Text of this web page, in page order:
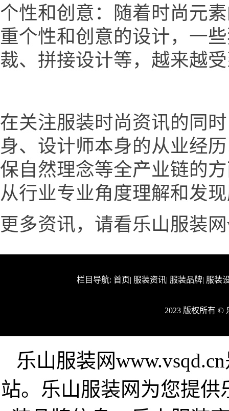
个性和创意：随着时尚元
重个性和创意的设计，一
裁、拼接设计等，越来越
在关注服装时尚资讯的同
身、设计师本身的从业经
保自然理念等全产业链的
从行业专业角度理解和发
更多资讯，请看乐山服装
栏目导航: 首页| 服装资讯| 服装品牌| 服装
2023 版权所有 ©
乐山服装网
站。乐山服装网为您提